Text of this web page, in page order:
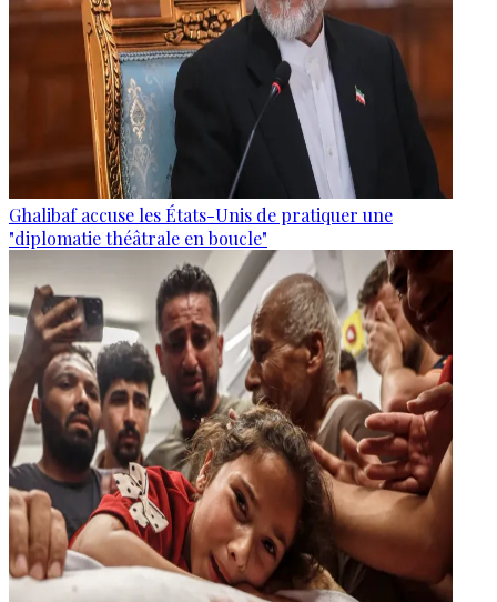
Ghalibaf accuse les États-Unis de pratiquer une
"diplomatie théâtrale en boucle"